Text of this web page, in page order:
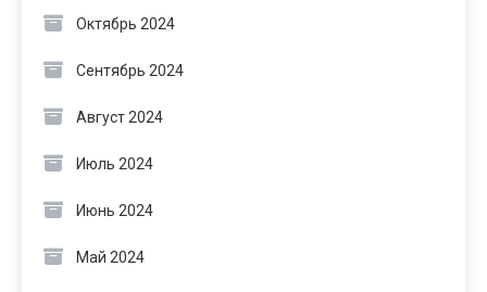
Октябрь 2024
Сентябрь 2024
Август 2024
Июль 2024
Июнь 2024
Май 2024